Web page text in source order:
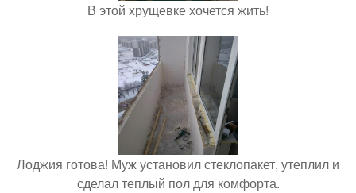
В этой хрущевке хочется жить!
Лоджия готова! Муж установил стеклопакет, утеплил и
сделал теплый пол для комфорта.